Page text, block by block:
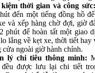
thời gian và công sức:
đến một tiếng đồng hồ
và xếp hàng chờ đợi, giờ
phút để hoàn tất một giao
lắng về kẹt xe, thời tiết hay
cửa ngoài giờ hành chính.
lý chi tiêu thông minh:
đều được lưu lại chi tiết